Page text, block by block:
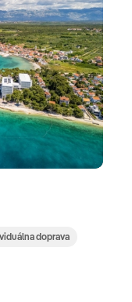
doprava